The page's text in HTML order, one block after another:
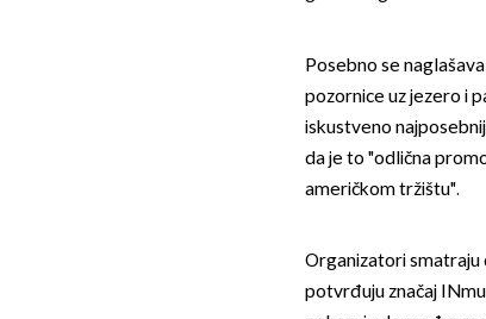
Posebno se
pozornice uz jezero i
iskustveno
da je to "odlična
američkom tržištu".
Organizatori smatraju
potvrđuju značaj